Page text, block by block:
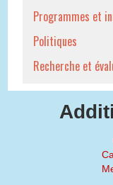
Programmes et
Politiques
Recherche et